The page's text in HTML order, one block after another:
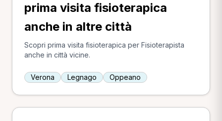
prima visita fisioterapica
anche in altre città
Scopri prima visita fisioterapica per Fisioterapista
anche in città vicine.
Verona Legnago Oppeano